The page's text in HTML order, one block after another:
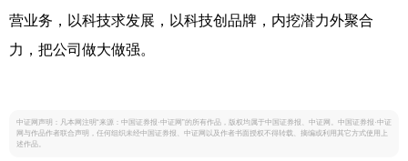
营业务，以科技求发展，以科技创品牌，内挖潜力外聚合
力，把公司做大做强。
中证网声明：凡本网注明“来源：中国证券报·中证网”的所有作品，版权均属于中国证券报、中证网。中国证券报·中证
网与作品作者联合声明，任何组织未经中国证券报、中证网以及作者书面授权不得转载、摘编或利用其它方式使用上
述作品。